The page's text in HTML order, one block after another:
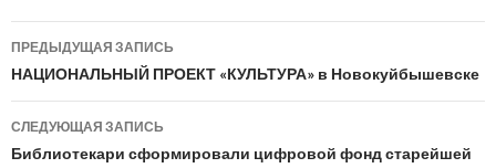
Навигация
по
записям
ПРЕДЫДУЩАЯ ЗАПИСЬ
НАЦИОНАЛЬНЫЙ ПРОЕКТ «КУЛЬТУРА» в Новокуйбышевске
СЛЕДУЮЩАЯ ЗАПИСЬ
Библиотекари сформировали цифровой фонд старейшей